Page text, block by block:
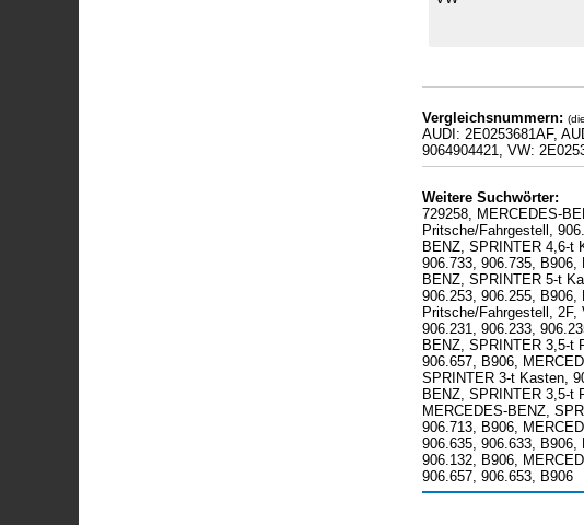
Vergleichsnummern:
AUDI: 2E0253681AF,
9064904421, VW:
Weitere Suchwörter:
729258, MERCEDES-
Pritsche/Fahrgestell,
BENZ, SPRINTER 4,6-t
906.733, 906.735,
BENZ, SPRINTER 5-t
906.253, 906.255,
Pritsche/Fahrgestell,
906.231, 906.233,
BENZ, SPRINTER 3,5-t
906.657, B906,
SPRINTER 3-t Kasten,
BENZ, SPRINTER 3,5-t
MERCEDES-BENZ,
906.713, B906,
906.635, 906.633, B906,
906.132, B906,
906.657, 906.653, B906